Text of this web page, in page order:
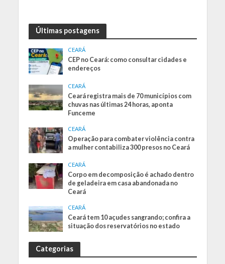
Últimas postagens
CEARÁ
CEP no Ceará: como consultar cidades e
endereços
CEARÁ
Ceará registra mais de 70 municípios com
chuvas nas últimas 24 horas, aponta
Funceme
CEARÁ
Operação para combater violência contra
a mulher contabiliza 300 presos no Ceará
CEARÁ
Corpo em decomposição é achado dentro
de geladeira em casa abandonada no
Ceará
CEARÁ
Ceará tem 10 açudes sangrando; confira a
situação dos reservatórios no estado
Categorias